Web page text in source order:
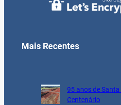
Mais Recentes
95 anos de
Centenário